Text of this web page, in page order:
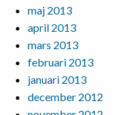
maj 2013
april 2013
mars 2013
februari 2013
januari 2013
december 2012